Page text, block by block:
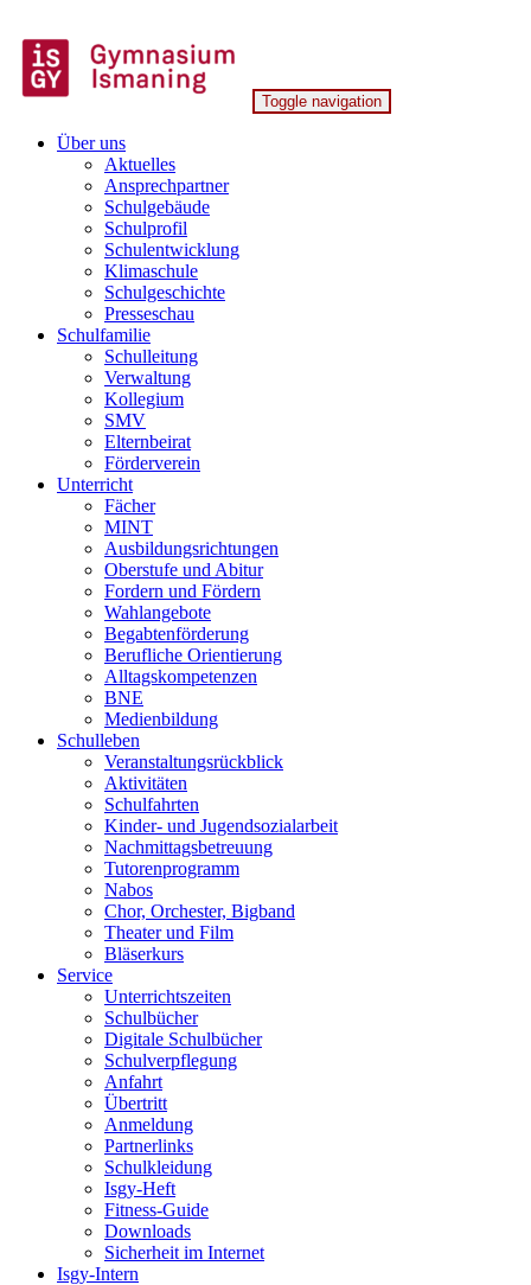
to
content
Gymnasium Ismaning
Toggle navigation
Über uns
Aktuelles
Ansprechpartner
Schulgebäude
Schulprofil
Schulentwicklung
Klimaschule
Schulgeschichte
Presseschau
Schulfamilie
Schulleitung
Verwaltung
Kollegium
SMV
Elternbeirat
Förderverein
Unterricht
Fächer
MINT
Ausbildungsrichtungen
Oberstufe und Abitur
Fordern und Fördern
Wahlangebote
Begabtenförderung
Berufliche Orientierung
Alltagskompetenzen
BNE
Medienbildung
Schulleben
Veranstaltungsrückblick
Aktivitäten
Schulfahrten
Kinder- und Jugendsozialarbeit
Nachmittagsbetreuung
Tutorenprogramm
Nabos
Chor, Orchester, Bigband
Theater und Film
Bläserkurs
Service
Unterrichtszeiten
Schulbücher
Digitale Schulbücher
Schulverpflegung
Anfahrt
Übertritt
Anmeldung
Partnerlinks
Schulkleidung
Isgy-Heft
Fitness-Guide
Downloads
Sicherheit im Internet
Isgy-Intern